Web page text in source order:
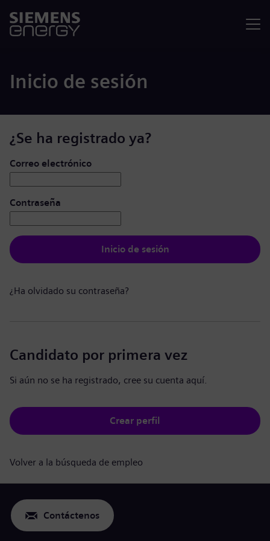
Inicio de sesión
¿Se ha registrado ya?
Iniciar de sesión: usuario y contraseña
Correo electrónico
Contraseña
Inicio de sesión
¿Ha olvidado su contraseña?
Candidato por primera vez
Si aún no se ha registrado, cree su cuenta aquí.
Crear perfil
Volver a la búsqueda de empleo
Contáctenos